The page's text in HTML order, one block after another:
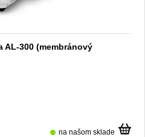
AL-300 (membránový
na našom sklade